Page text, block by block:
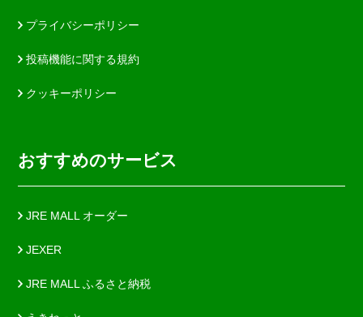
プライバシーポリシー
投稿機能に関する規約
クッキーポリシー
おすすめのサービス
JRE MALL オーダー
JEXER
JRE MALL ふるさと納税